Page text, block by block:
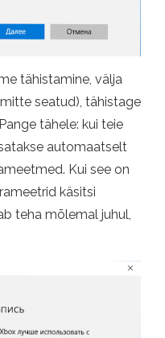
tähistamine, välja
seatud), tähistage
tähele: kui teie
automaatselt
Kui see on
käsitsi
teha mõlemal juhul,